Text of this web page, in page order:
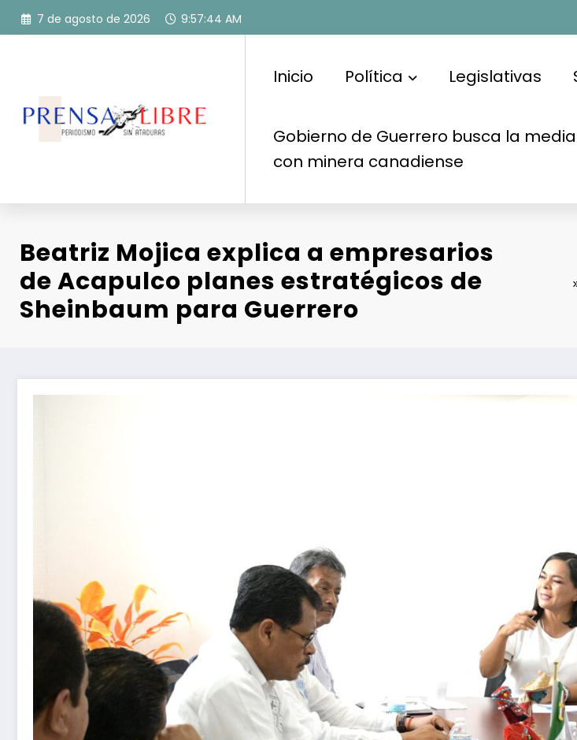
Saltar
7 de agosto de 2026 9:57:46 AM
Inicio Política Legislativas
Gobierno de Guerrero busca la
con minera canadiense
Beatriz Mojica explica a empresarios
de Acapulco planes estratégicos de
Sheinbaum para Guerrero